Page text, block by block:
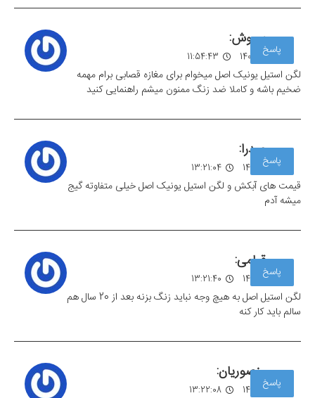
سروش:
07 مهر 1403 11:54:43 پاسخ
لگن استیل یونیک اصل میخوام برای مغازه قصابی برام مهمه
ضخیم باشه و کاملا ضد زنگ ممنون میشم راهنمایی کنید
صدرا:
10 مهر 1403 13:21:04 پاسخ
قیمت های آبکش و لگن استیل یونیک اصل خیلی متفاوته گیج
میشه آدم
قیامی:
10 مهر 1403 13:21:40 پاسخ
لگن استیل اصل به هیچ وجه نباید زنگ بزنه بعد از 20 سال هم
سالم باید کار کنه
منصوریان:
10 مهر 1403 13:22:08 پاسخ